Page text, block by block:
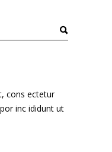
cons ectetur
inc ididunt ut